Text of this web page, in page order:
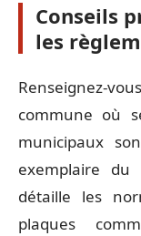
Conseils
les
Renseignez-
commune où
municipaux
exemplaire du
détaille les
plaques